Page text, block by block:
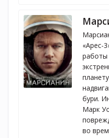
«Арес-
бури.
Марк
во